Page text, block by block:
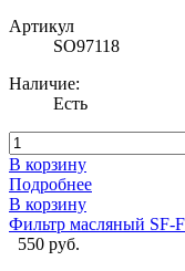
Артикул
SO97118
Наличие:
Есть
В корзину
Подробнее
В корзину
Фильтр масляный SF-
550 руб.